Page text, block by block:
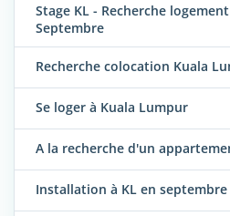
Stage KL - Recherche
Septembre
Recherche colocation Kuala
Se loger à Kuala Lumpur
A la recherche d'un
Installation à KL en septembre